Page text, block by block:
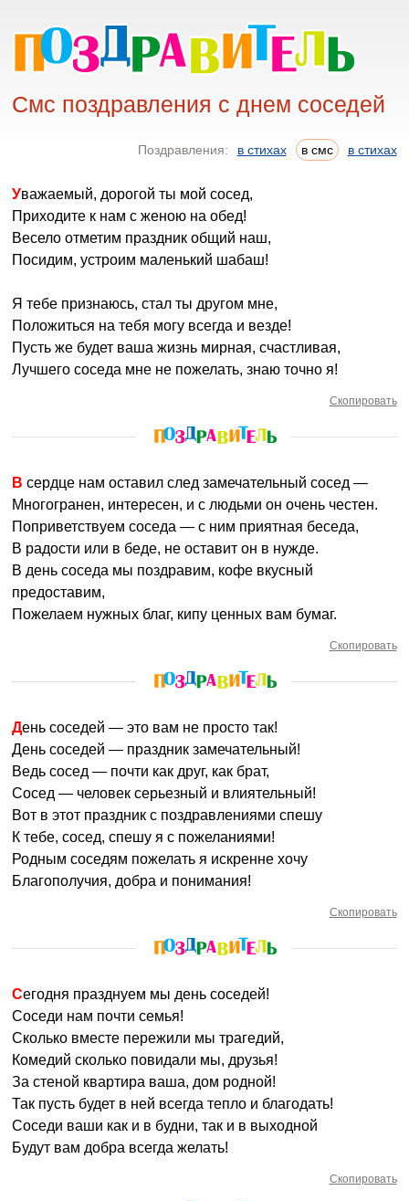
Смс поздравления с днем соседей
Поздравления: в стихах в смс в стихах
Уважаемый, дорогой ты мой сосед,
Приходите к нам с женою на обед!
Весело отметим праздник общий наш,
Посидим, устроим маленький шабаш!
Я тебе признаюсь, стал ты другом мне,
Положиться на тебя могу всегда и везде!
Пусть же будет ваша жизнь мирная, счастливая,
Лучшего соседа мне не пожелать, знаю точно я!
Скопировать
В сердце нам оставил след замечательный сосед —
Многогранен, интересен, и с людьми он очень честен.
Поприветствуем соседа — с ним приятная беседа,
В радости или в беде, не оставит он в нужде.
В день соседа мы поздравим, кофе вкусный
предоставим,
Пожелаем нужных благ, кипу ценных вам бумаг.
Скопировать
День соседей — это вам не просто так!
День соседей — праздник замечательный!
Ведь сосед — почти как друг, как брат,
Сосед — человек серьезный и влиятельный!
Вот в этот праздник с поздравлениями спешу
К тебе, сосед, спешу я с пожеланиями!
Родным соседям пожелать я искренне хочу
Благополучия, добра и понимания!
Скопировать
Сегодня празднуем мы день соседей!
Соседи нам почти семья!
Сколько вместе пережили мы трагедий,
Комедий сколько повидали мы, друзья!
За стеной квартира ваша, дом родной!
Так пусть будет в ней всегда тепло и благодать!
Соседи ваши как и в будни, так и в выходной
Будут вам добра всегда желать!
Скопировать